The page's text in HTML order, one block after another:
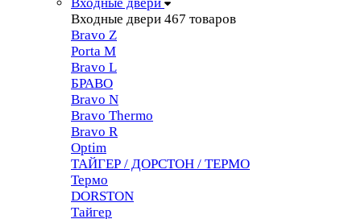
Входные двери 467 товаров
Bravo Z
Porta М
Bravo L
БРАВО
Bravo N
Bravo Thermo
Bravo R
Optim
ТАЙГЕР / ДОРСТОН / ТЕРМО
Термо
DORSTON
Тайгер